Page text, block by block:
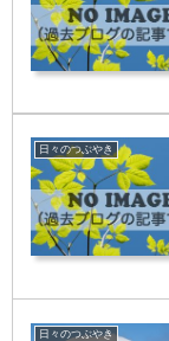
日々のつぶやき
日々のつぶやき